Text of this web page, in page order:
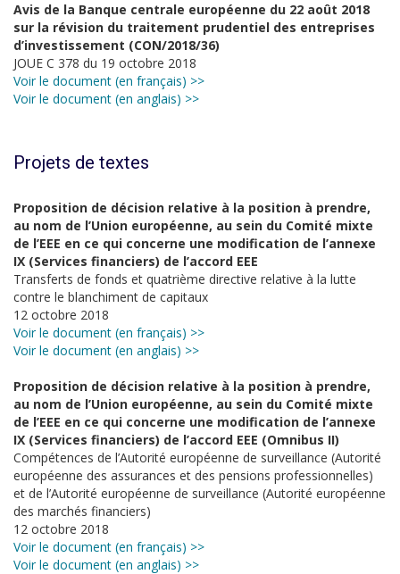
Avis de la Banque centrale européenne du 22 août 2018
sur la révision du traitement prudentiel des entreprises
d’investissement (CON/2018/36)
JOUE C 378 du 19 octobre 2018
Voir le document (en français) >>
Voir le document (en anglais) >>
Projets de textes
Proposition de décision relative à la position à prendre,
au nom de l’Union européenne, au sein du Comité mixte
de l’EEE en ce qui concerne une modification de l’annexe
IX (Services financiers) de l’accord EEE
Transferts de fonds et quatrième directive relative à la lutte
contre le blanchiment de capitaux
12 octobre 2018
Voir le document (en français) >>
Voir le document (en anglais) >>
Proposition de décision relative à la position à prendre,
au nom de l’Union européenne, au sein du Comité mixte
de l’EEE en ce qui concerne une modification de l’annexe
IX (Services financiers) de l’accord EEE (Omnibus II)
Compétences de l’Autorité européenne de surveillance (Autorité
européenne des assurances et des pensions professionnelles)
et de l’Autorité européenne de surveillance (Autorité européenne
des marchés financiers)
12 octobre 2018
Voir le document (en français) >>
Voir le document (en anglais) >>